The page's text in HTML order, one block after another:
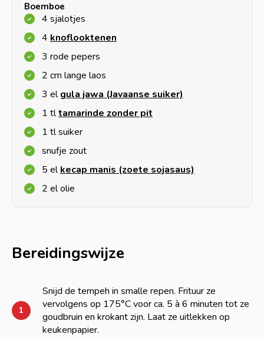
Boemboe
4 sjalotjes
4 knoflooktenen
3 rode pepers
2 cm lange laos
3 elgula jawa (Javaanse suiker)
1 tltamarinde zonder pit
1 tl suiker
snufje zout
5 elkecap manis (zoete sojasaus)
2 el olie
Bereidingswijze
1
Snijd de tempeh in smalle repen. Frituur ze
vervolgens op 175°C voor ca. 5 à 6 minuten tot ze
goudbruin en krokant zijn. Laat ze uitlekken op
keukenpapier.